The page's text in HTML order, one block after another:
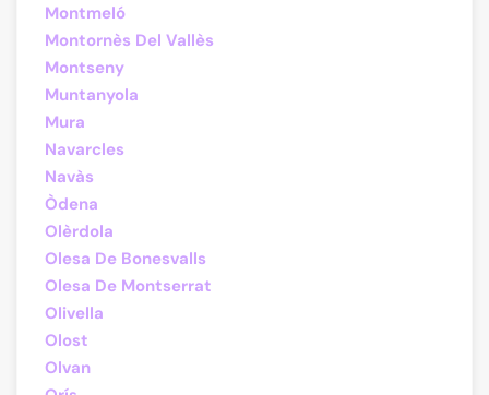
Montmeló
Montornès Del Vallès
Montseny
Muntanyola
Mura
Navarcles
Navàs
Òdena
Olèrdola
Olesa De Bonesvalls
Olesa De Montserrat
Olivella
Olost
Olvan